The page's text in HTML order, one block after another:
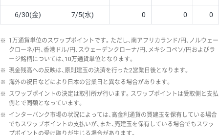
6/30(金) 7/5(水) 0 0 0
※ 1万通貨単位のスワップポイントです。ただし、南アフリカランド/円、ノルウェー
クローネ/円、香港ドル/円、スウェーデンクローナ/円、メキシコペソ/円およびラ
ージ銘柄については、10万通貨単位となります。
※ 現金残高への反映は、原則建玉の決済を行った2営業日後となります。
※ 海外の祝日などにより日本の営業日と異なる場合があります。
※ スワップポイントの決定は取引所が行います。スワップポイントは受取側と支払
側とで同額となっています。
※ インターバンク市場の状況によっては、高金利通貨の買建玉を保有している場合
でもスワップポイントの支払いが、また、売建玉を保有している場合でもスワッ
プポイントの受け取りが生じる場合があります。